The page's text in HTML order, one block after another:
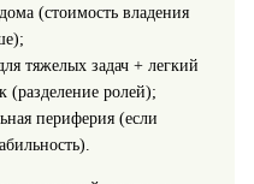
(стоимость владения
тяжелых задач + легкий
(разделение ролей);
периферия (если